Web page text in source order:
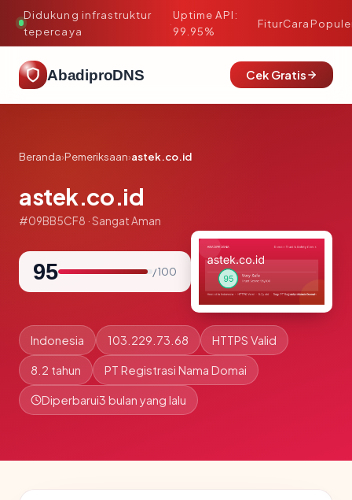
Didukung infrastruktur
tepercaya
·
Uptime API:
99.95%
FiturCara
AbadiproDNS Cek Gratis
Beranda›Pemeriksaan›astek.co.id
astek.co.id
#09BB5CF8 · Sangat Aman
95 / 100
Indonesia 103.229.73.68 HTTPS Valid
8.2 tahun PT Registrasi Nama Domai
Diperbarui3 bulan yang lalu